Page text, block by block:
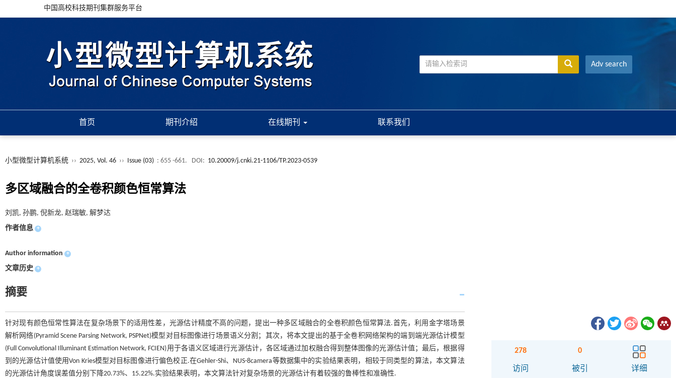
中国高校科技期刊集群服务平台
Adv search
首页 期刊介绍 在线期刊 联系我们
小型微型计算机系统 ›› 2025, Vol. 46 ›› Issue (03) : 655 -661. DOI: 10.20009/j.cnki.21-1106/TP.2023-0539
多区域融合的全卷积颜色恒常算法
刘凯, 孙鹏, 倪新龙, 赵瑞敏, 解梦达
作者信息 +
Author information +
文章历史 +
摘要
针对现有颜色恒常性算法在复杂场景下的适用性差，光源估计精度不高的问题，提出一种多区域融合的全卷积颜色恒常算法.首先，利用金字塔场景
解析网络(Pyramid Scene Parsing Network, PSPNet)模型对目标图像进行场景语义分割；其次，将本文提出的基于全卷积网络架构的端到端光源估计模型
(Full Convolutional Illuminant Estimation Network, FCIEN)用于各语义区域进行光源估计，各区域通过加权融合得到整体图像的光源估计值；最后，根据得
到的光源估计值使用Von Kries模型对目标图像进行偏色校正.在Gehler-Shi、NUS-8camera等数据集中的实验结果表明，相较于同类型的算法，本文算法
的光源估计角度误差值分别下降20.73%、15.22%.实验结果表明，本文算法针对复杂场景的光源估计有着较强的鲁棒性和准确性.
278
访问
0
被引 详细